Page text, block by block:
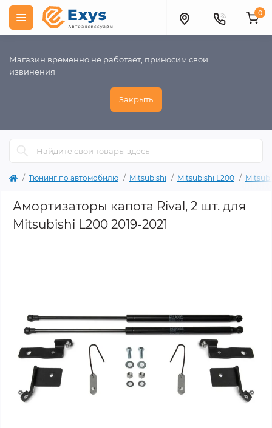
Магазин временно не работает, приносим свои
извинения
Закрыть
0
Тюнинг по автомобилю Mitsubishi Mitsubishi L200
Амортизаторы капота Rival, 2 шт. для
Mitsubishi L200 2019-2021